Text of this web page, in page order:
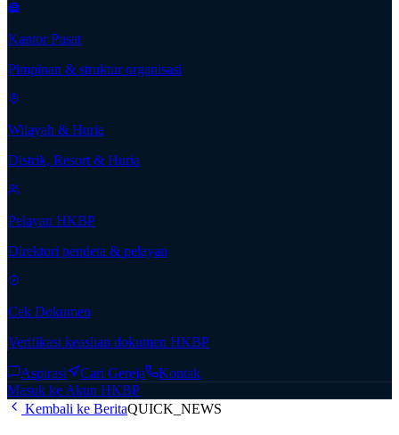
Kantor Pusat
Pimpinan & struktur organisasi
Wilayah & Huria
Distrik, Resort & Huria
Pelayan HKBP
Direktori pendeta & pelayan
Cek Dokumen
Verifikasi keaslian dokumen HKBP
Aspirasi Cari Gereja
Kontak
Masuk ke Akun HKBP
Kembali ke BeritaQUICK_NEWS